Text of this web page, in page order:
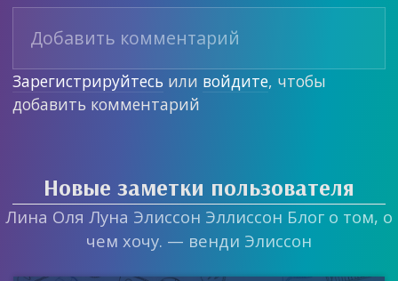
Зарегистрируйтесь или войдите, чтобы
добавить комментарий
Новые заметки пользователя
Лина Оля Луна Элиссон Эллиссон Блог о том, о
чем хочу. — венди Элиссон